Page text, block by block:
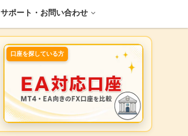
サポート・お問い合わせ
口座を探している方